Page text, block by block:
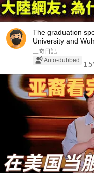
The graduation
University and
n...
三奇日記
Auto-dubbed